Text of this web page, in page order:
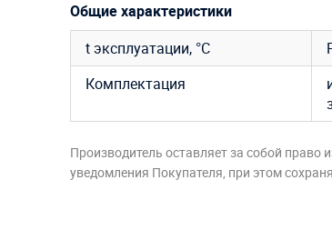
Общие характеристики
t эксплуатации, °C
Комплектация
Производитель оставляет за собой право
уведомления Покупателя, при этом